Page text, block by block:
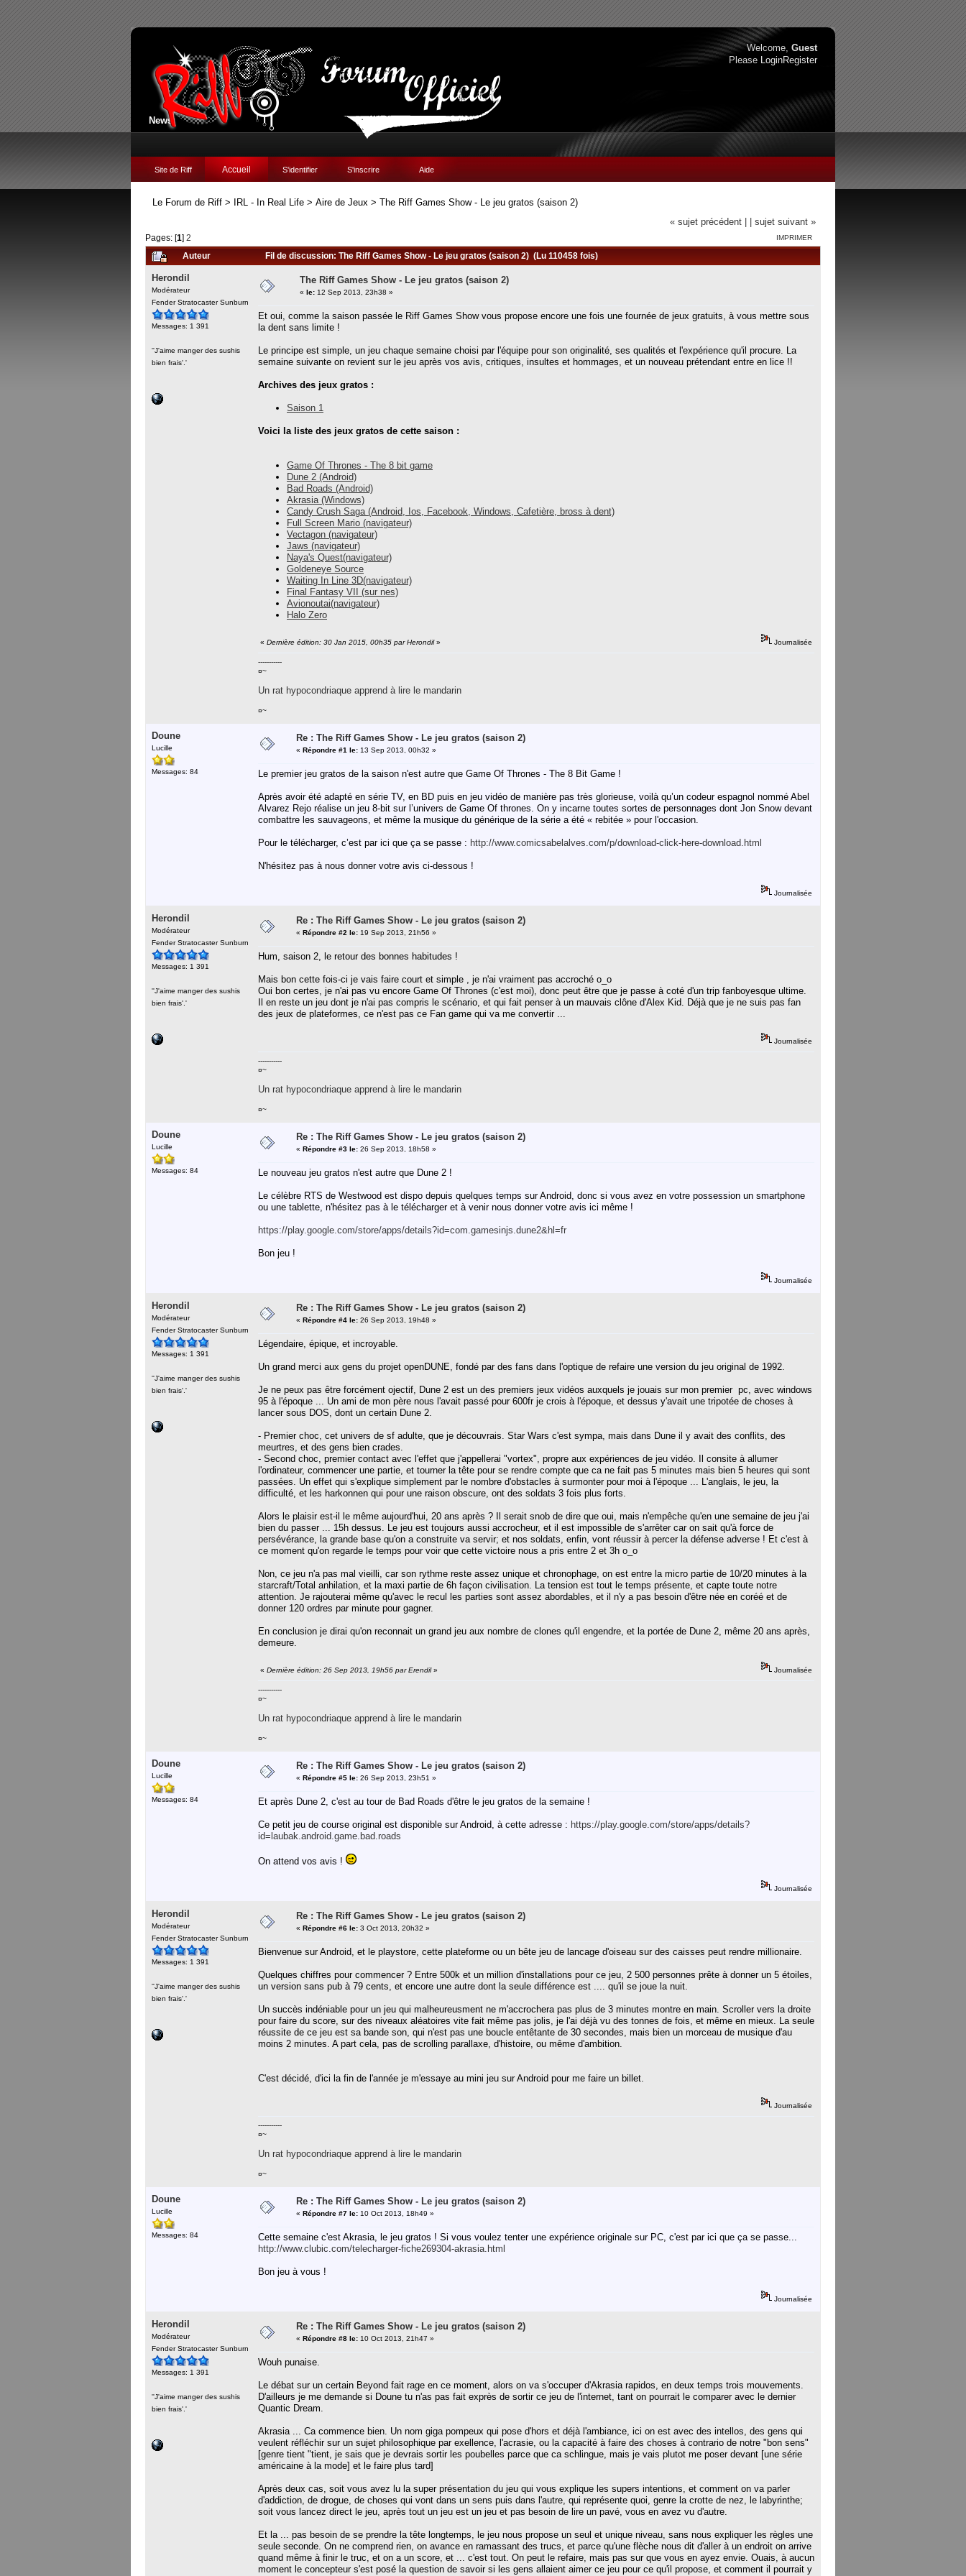
Welcome, Guest
Please LoginRegister
News:
Site de Riff Accueil S'identifier S'inscrire Aide
Le Forum de Riff > IRL - In Real Life > Aire de Jeux > The Riff Games Show - Le jeu gratos (saison 2)
Pages: [1] 2
« sujet précédent | | sujet suivant »
IMPRIMER
Auteur Fil de discussion: The Riff Games Show - Le jeu gratos (saison 2) (Lu 110458 fois)
Herondil
Modérateur
Fender Stratocaster Sunburn
Messages: 1 391
''J'aime manger des sushis
bien frais'.'
The Riff Games Show - Le jeu gratos (saison 2)
« le: 12 Sep 2013, 23h38 »
Et oui, comme la saison passée le Riff Games Show vous propose encore une fois une fournée de jeux gratuits, à vous mettre sous
la dent sans limite !
Le principe est simple, un jeu chaque semaine choisi par l'équipe pour son originalité, ses qualités et l'expérience qu'il procure. La
semaine suivante on revient sur le jeu après vos avis, critiques, insultes et hommages, et un nouveau prétendant entre en lice !!
Archives des jeux gratos :
Saison 1
Voici la liste des jeux gratos de cette saison :
Game Of Thrones - The 8 bit game
Dune 2 (Android)
Bad Roads (Android)
Akrasia (Windows)
Candy Crush Saga (Android, Ios, Facebook, Windows, Cafetière, bross à dent)
Full Screen Mario (navigateur)
Vectagon (navigateur)
Jaws (navigateur)
Naya's Quest(navigateur)
Goldeneye Source
Waiting In Line 3D(navigateur)
Final Fantasy VII (sur nes)
Avionoutai(navigateur)
Halo Zero
« Dernière édition: 30 Jan 2015, 00h35 par Herondil» Journalisée
-----------
¤~
Un rat hypocondriaque apprend à lire le mandarin
¤~
Doune
Lucille
Messages: 84
Re : The Riff Games Show - Le jeu gratos (saison 2)
« Répondre #1 le: 13 Sep 2013, 00h32 »
Le premier jeu gratos de la saison n'est autre que Game Of Thrones - The 8 Bit Game !
Après avoir été adapté en série TV, en BD puis en jeu vidéo de manière pas très glorieuse, voilà qu’un codeur espagnol nommé Abel
Alvarez Rejo réalise un jeu 8-bit sur l’univers de Game Of thrones. On y incarne toutes sortes de personnages dont Jon Snow devant
combattre les sauvageons, et même la musique du générique de la série a été « rebitée » pour l'occasion.
Pour le télécharger, c’est par ici que ça se passe : http://www.comicsabelalves.com/p/download-click-here-download.html
N'hésitez pas à nous donner votre avis ci-dessous !
Journalisée
Herondil
Modérateur
Fender Stratocaster Sunburn
Messages: 1 391
''J'aime manger des sushis
bien frais'.'
Re : The Riff Games Show - Le jeu gratos (saison 2)
« Répondre #2 le: 19 Sep 2013, 21h56 »
Hum, saison 2, le retour des bonnes habitudes !
Mais bon cette fois-ci je vais faire court et simple , je n'ai vraiment pas accroché o_o
Oui bon certes, je n'ai pas vu encore Game Of Thrones (c'est moi), donc peut être que je passe à coté d'un trip fanboyesque ultime.
Il en reste un jeu dont je n'ai pas compris le scénario, et qui fait penser à un mauvais clône d'Alex Kid. Déjà que je ne suis pas fan
des jeux de plateformes, ce n'est pas ce Fan game qui va me convertir ...
Journalisée
-----------
¤~
Un rat hypocondriaque apprend à lire le mandarin
¤~
Doune
Lucille
Messages: 84
Re : The Riff Games Show - Le jeu gratos (saison 2)
« Répondre #3 le: 26 Sep 2013, 18h58 »
Le nouveau jeu gratos n'est autre que Dune 2 !
Le célèbre RTS de Westwood est dispo depuis quelques temps sur Android, donc si vous avez en votre possession un smartphone
ou une tablette, n'hésitez pas à le télécharger et à venir nous donner votre avis ici même !
https://play.google.com/store/apps/details?id=com.gamesinjs.dune2&hl=fr
Bon jeu !
Journalisée
Herondil
Modérateur
Fender Stratocaster Sunburn
Messages: 1 391
''J'aime manger des sushis
bien frais'.'
Re : The Riff Games Show - Le jeu gratos (saison 2)
« Répondre #4 le: 26 Sep 2013, 19h48 »
Légendaire, épique, et incroyable.
Un grand merci aux gens du projet openDUNE, fondé par des fans dans l'optique de refaire une version du jeu original de 1992.
Je ne peux pas être forcément ojectif, Dune 2 est un des premiers jeux vidéos auxquels je jouais sur mon premier pc, avec windows
95 à l'époque ... Un ami de mon père nous l'avait passé pour 600fr je crois à l'époque, et dessus y'avait une tripotée de choses à
lancer sous DOS, dont un certain Dune 2.
- Premier choc, cet univers de sf adulte, que je découvrais. Star Wars c'est sympa, mais dans Dune il y avait des conflits, des
meurtres, et des gens bien crades.
- Second choc, premier contact avec l'effet que j'appellerai "vortex", propre aux expériences de jeu vidéo. Il consite à allumer
l'ordinateur, commencer une partie, et tourner la tête pour se rendre compte que ca ne fait pas 5 minutes mais bien 5 heures qui sont
passées. Un effet qui s'explique simplement par le nombre d'obstacles à surmonter pour moi à l'époque ... L'anglais, le jeu, la
difficulté, et les harkonnen qui pour une raison obscure, ont des soldats 3 fois plus forts.
Alors le plaisir est-il le même aujourd'hui, 20 ans après ? Il serait snob de dire que oui, mais n'empêche qu'en une semaine de jeu j'ai
bien du passer ... 15h dessus. Le jeu est toujours aussi accrocheur, et il est impossible de s'arrêter car on sait qu'à force de
persévérance, la grande base qu'on a construite va servir; et nos soldats, enfin, vont réussir à percer la défense adverse ! Et c'est à
ce moment qu'on regarde le temps pour voir que cette victoire nous a pris entre 2 et 3h o_o
Non, ce jeu n'a pas mal vieilli, car son rythme reste assez unique et chronophage, on est entre la micro partie de 10/20 minutes à la
starcraft/Total anhilation, et la maxi partie de 6h façon civilisation. La tension est tout le temps présente, et capte toute notre
attention. Je rajouterai même qu'avec le recul les parties sont assez abordables, et il n'y a pas besoin d'être née en coréé et de
donner 120 ordres par minute pour gagner.
En conclusion je dirai qu'on reconnait un grand jeu aux nombre de clones qu'il engendre, et la portée de Dune 2, même 20 ans après,
demeure.
« Dernière édition: 26 Sep 2013, 19h56 par Erendil» Journalisée
-----------
¤~
Un rat hypocondriaque apprend à lire le mandarin
¤~
Doune
Lucille
Messages: 84
Re : The Riff Games Show - Le jeu gratos (saison 2)
« Répondre #5 le: 26 Sep 2013, 23h51 »
Et après Dune 2, c'est au tour de Bad Roads d'être le jeu gratos de la semaine !
Ce petit jeu de course original est disponible sur Android, à cette adresse : https://play.google.com/store/apps/details?
id=laubak.android.game.bad.roads
On attend vos avis !
Journalisée
Herondil
Modérateur
Fender Stratocaster Sunburn
Messages: 1 391
''J'aime manger des sushis
bien frais'.'
Re : The Riff Games Show - Le jeu gratos (saison 2)
« Répondre #6 le: 3 Oct 2013, 20h32 »
Bienvenue sur Android, et le playstore, cette plateforme ou un bête jeu de lancage d'oiseau sur des caisses peut rendre millionaire.
Quelques chiffres pour commencer ? Entre 500k et un million d'installations pour ce jeu, 2 500 personnes prête à donner un 5 étoiles,
un version sans pub à 79 cents, et encore une autre dont la seule différence est .... qu'il se joue la nuit.
Un succès indéniable pour un jeu qui malheureusment ne m'accrochera pas plus de 3 minutes montre en main. Scroller vers la droite
pour faire du score, sur des niveaux aléatoires vite fait même pas jolis, je l'ai déjà vu des tonnes de fois, et même en mieux. La seule
réussite de ce jeu est sa bande son, qui n'est pas une boucle entêtante de 30 secondes, mais bien un morceau de musique d'au
moins 2 minutes. A part cela, pas de scrolling parallaxe, d'histoire, ou même d'ambition.
C'est décidé, d'ici la fin de l'année je m'essaye au mini jeu sur Android pour me faire un billet.
Journalisée
-----------
¤~
Un rat hypocondriaque apprend à lire le mandarin
¤~
Doune
Lucille
Messages: 84
Re : The Riff Games Show - Le jeu gratos (saison 2)
« Répondre #7 le: 10 Oct 2013, 18h49 »
Cette semaine c'est Akrasia, le jeu gratos ! Si vous voulez tenter une expérience originale sur PC, c'est par ici que ça se passe...
http://www.clubic.com/telecharger-fiche269304-akrasia.html
Bon jeu à vous !
Journalisée
Herondil
Modérateur
Fender Stratocaster Sunburn
Messages: 1 391
''J'aime manger des sushis
bien frais'.'
Re : The Riff Games Show - Le jeu gratos (saison 2)
« Répondre #8 le: 10 Oct 2013, 21h47 »
Wouh punaise.
Le débat sur un certain Beyond fait rage en ce moment, alors on va s'occuper d'Akrasia rapidos, en deux temps trois mouvements.
D'ailleurs je me demande si Doune tu n'as pas fait exprès de sortir ce jeu de l'internet, tant on pourrait le comparer avec le dernier
Quantic Dream.
Akrasia ... Ca commence bien. Un nom giga pompeux qui pose d'hors et déjà l'ambiance, ici on est avec des intellos, des gens qui
veulent réfléchir sur un sujet philosophique par exellence, l'acrasie, ou la capacité à faire des choses à contrario de notre "bon sens"
[genre tient "tient, je sais que je devrais sortir les poubelles parce que ca schlingue, mais je vais plutot me poser devant [une série
américaine à la mode] et le faire plus tard]
Après deux cas, soit vous avez lu la super présentation du jeu qui vous explique les supers intentions, et comment on va parler
d'addiction, de drogue, de choses qui vont dans un sens puis dans l'autre, qui représente quoi, genre la crotte de nez, le labyrinthe;
soit vous lancez direct le jeu, après tout un jeu est un jeu et pas besoin de lire un pavé, vous en avez vu d'autre.
Et la ... pas besoin de se prendre la tête longtemps, le jeu nous propose un seul et unique niveau, sans nous expliquer les règles une
seule seconde. On ne comprend rien, on avance en ramassant des trucs, et parce qu'une flèche nous dit d'aller à un endroit on arrive
quand même à finir le truc, et on a un score, et ... c'est tout. On peut le refaire, mais pas sur que vous en ayez envie. Ouais, à aucun
moment le concepteur s'est posé la question de savoir si les gens allaient aimer ce jeu pour ce qu'il propose, et comment il pourrait y